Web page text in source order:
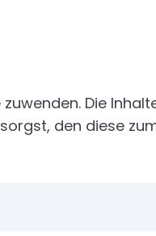
Die
den diese